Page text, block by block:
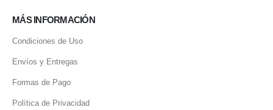
MÁS INFORMACIÓN
Condiciones de Uso
Envíos y Entregas
Formas de Pago
Política de Privacidad